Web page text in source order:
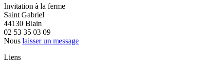
Invitation à la ferme
Saint Gabriel
44130 Blain
02 53 35 03 09
Nous laisser un message
Liens